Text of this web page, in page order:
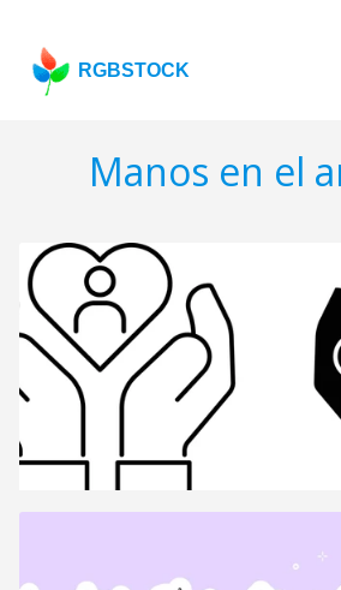
RGBSTOCK
Manos en el